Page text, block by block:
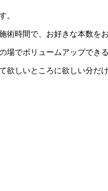
。
時間で、お好きな本数を
でボリュームアップでき
しいところに欲しい分だ